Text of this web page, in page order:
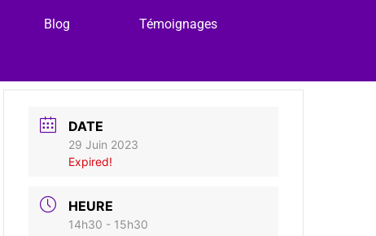
Blog Témoignages
DATE
29 Juin 2023
Expired!
HEURE
14h30 - 15h30